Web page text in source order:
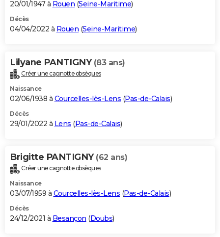
20/01/1947 à Rouen (Seine-Maritime)
Décès
04/04/2022 à Rouen (Seine-Maritime)
Lilyane PANTIGNY (83 ans)
Créer une cagnotte obsèques
Naissance
02/06/1938 à Courcelles-lès-Lens (Pas-de-Calais)
Décès
29/01/2022 à Lens (Pas-de-Calais)
Brigitte PANTIGNY (62 ans)
Créer une cagnotte obsèques
Naissance
03/07/1959 à Courcelles-lès-Lens (Pas-de-Calais)
Décès
24/12/2021 à Besançon (Doubs)